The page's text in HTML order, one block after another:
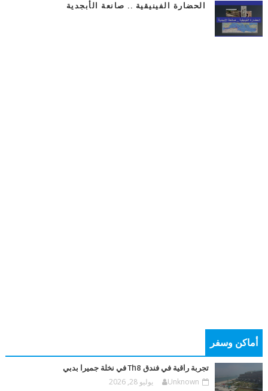
الحضارة الفينيقية .. صانعة الأبجدية
أماكن وسفر
تجربة راقية في فندق Th8 في نخلة جميرا بدبي
Unknown يوليو 28, 2026